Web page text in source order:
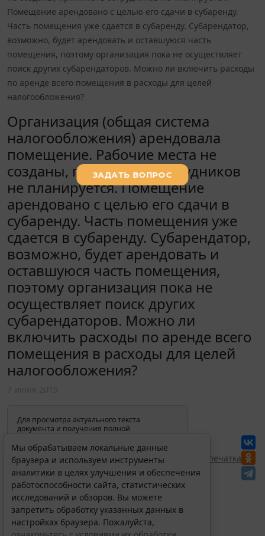
Помещение арендовано с целью его сдачи в субаренду.
Часть помещения уже сдается в субаренду. Субарендатор,
возможно, будет арендовать и оставшуюся часть
помещения, поэтому организация пока не осуществляет
поиск других субарендаторов. Можно ли включить расходы
по аренде всего помещения в расходы для целей
налогообложения?
Организация (общая система
налогообложения) арендовала
помещение. Рабочие места не
созданы, принимать сотрудников
не планируется. Помещение
арендовано с целью его сдачи в
субаренду. Часть помещения уже
сдается в субаренду. Субарендатор,
возможно, будет арендовать и
оставшуюся часть помещения,
поэтому организация пока не
осуществляет поиск других
субарендаторов. Можно ли
включить расходы по аренде всего
помещения в расходы для целей
налогообложения?
Для просмотра актуального текста
документа и получения полной
изменениях и порядке применения
документа, воспользуйтесь поиском в
Интернет-версии системы ГАРАНТ:
Перепечатка
Мы обрабатываем локальные данные
браузера и используем инструменты
аналитики в целях улучшения и обеспечения
работоспособности сайта, статистических
исследований и обзоров. Вы можете
запретить обработку указанных данных в
настройках браузера. Пожалуйста,